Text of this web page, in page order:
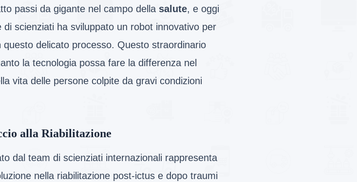
passi da gigante nel campo della salute, e oggi
di scienziati ha sviluppato un robot innovativo per
delicato processo. Questo straordinario
la tecnologia possa fare la differenza nel
vita delle persone colpite da gravi condizioni
alla Riabilitazione
dal team di scienziati internazionali rappresenta
nella riabilitazione post-ictus e dopo traumi